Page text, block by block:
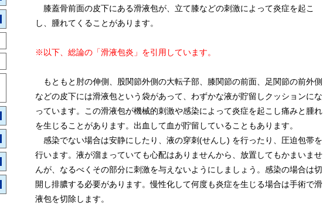
膝蓋骨前面の皮下にある滑液包が、立て膝などの刺激によって炎症を起こ
し、腫れてくることがあります。
※以下、総論の「滑液包炎」を引用しています。
もともと肘の伸側、股関節外側の大転子部、膝関節の前面、足関節の前外側
などの皮下には滑液包という袋があって、わずかな液が貯留しクッションにな
っています。この滑液包が機械的刺激や感染によって炎症を起こし痛みと腫れ
を生じることがあります。出血して血が貯留していることもあります。
感染でない場合は安静にしたり、液の穿刺(せんし) を行ったり、圧迫包帯を
行います。液が溜まっていても心配はありませんから、放置してもかまいませ
んが、なるべくその部分に刺激を与えないようにしましょう。感染の場合は切
開し排膿する必要があります。慢性化して何度も炎症を生じる場合は手術で滑
液包を切除します。